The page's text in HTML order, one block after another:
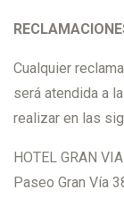
Cualquier
será atendida a
realizar en las
HOTEL GRAN VIA
Paseo Gran Vía